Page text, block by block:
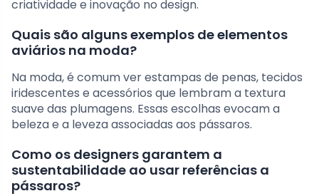
criatividade e inovação no design.
Quais são alguns exemplos de elementos
aviários na moda?
Na moda, é comum ver estampas de penas, tecidos
iridescentes e acessórios que lembram a textura
suave das plumagens. Essas escolhas evocam a
beleza e a leveza associadas aos pássaros.
Como os designers garantem a
sustentabilidade ao usar referências a
pássaros?